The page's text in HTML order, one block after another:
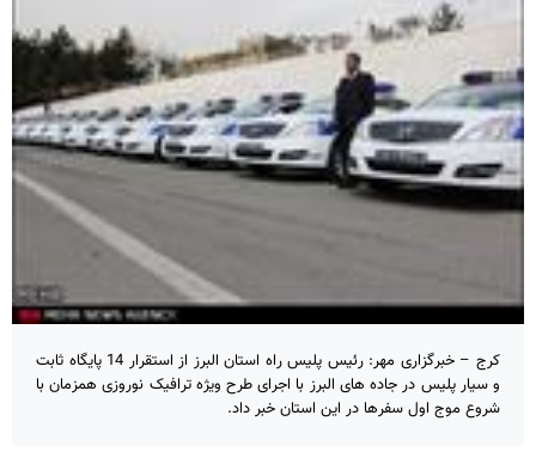
کرج – خبرگزاری مهر: رئیس پلیس راه استان البرز از استقرار 14 پایگاه ثابت
و سیار پلیس در جاده های البرز با اجرای طرح ویژه ترافیک نوروزی همزمان با
شروع موج اول سفرها در این استان خبر داد.